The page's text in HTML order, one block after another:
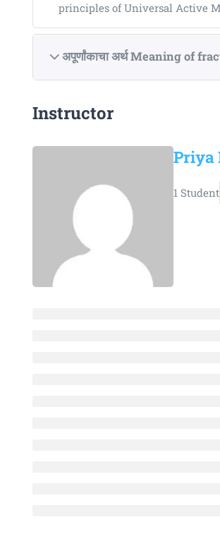
principles of Universal Active
अपूर्णांकाचा अर्थ Meaning of
Instructor
Priya
1 Student